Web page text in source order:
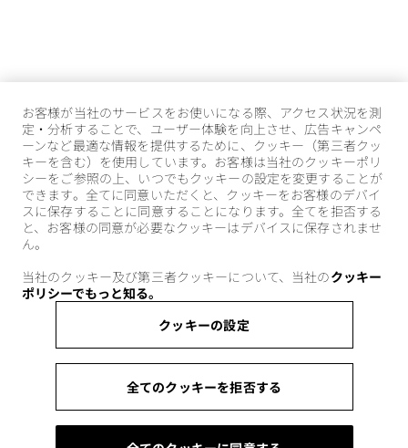
お客様が当社のサービスをお使いになる際、アクセス状況を測
定・分析することで、ユーザー体験を向上させ、広告キャンペ
ーンなど最適な情報を提供するために、クッキー（第三者クッ
キーを含む）を使用しています。お客様は当社のクッキーポリ
シーをご参照の上、いつでもクッキーの設定を変更することが
できます。全てに同意いただくと、クッキーをお客様のデバイ
スに保存することに同意することになります。全てを拒否する
と、お客様の同意が必要なクッキーはデバイスに保存されませ
ん。
当社のクッキー及び第三者クッキーについて、当社のクッキー
ポリシーでもっと知る。
クッキーの設定
全てのクッキーを拒否する